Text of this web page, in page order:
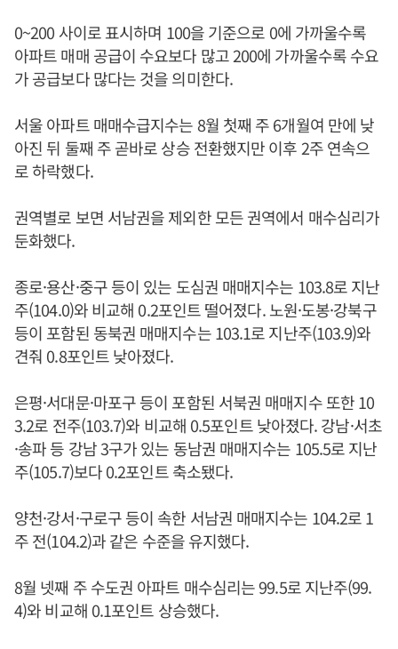
0~200 사이로 표시하며 100을 기준으로 0에 가까울수록
아파트 매매 공급이 수요보다 많고 200에 가까울수록 수요
가 공급보다 많다는 것을 의미한다.
서울 아파트 매매수급지수는 8월 첫째 주 6개월여 만에 낮
아진 뒤 둘째 주 곧바로 상승 전환했지만 이후 2주 연속으
로 하락했다.
권역별로 보면 서남권을 제외한 모든 권역에서 매수심리가
둔화했다.
종로·용산·중구 등이 있는 도심권 매매지수는 103.8로 지난
주(104.0)와 비교해 0.2포인트 떨어졌다. 노원·도봉·강북구
등이 포함된 동북권 매매지수는 103.1로 지난주(103.9)와
견줘 0.8포인트 낮아졌다.
은평·서대문·마포구 등이 포함된 서북권 매매지수 또한 10
3.2로 전주(103.7)와 비교해 0.5포인트 낮아졌다. 강남·서초
·송파 등 강남 3구가 있는 동남권 매매지수는 105.5로 지난
주(105.7)보다 0.2포인트 축소됐다.
양천·강서·구로구 등이 속한 서남권 매매지수는 104.2로 1
주 전(104.2)과 같은 수준을 유지했다.
8월 넷째 주 수도권 아파트 매수심리는 99.5로 지난주(99.
4)와 비교해 0.1포인트 상승했다.